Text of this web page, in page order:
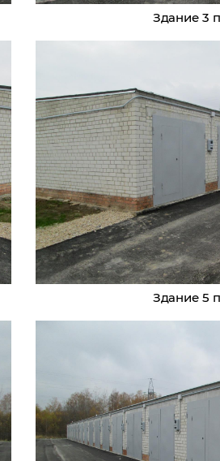
Здание 3
Здание 5